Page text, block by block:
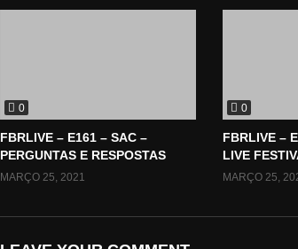
0
FBRLIVE – E161 – SAC –
PERGUNTAS E RESPOSTAS
MARÇO 25, 2021
0
FBRLIVE –
LIVE
MARÇO 25,